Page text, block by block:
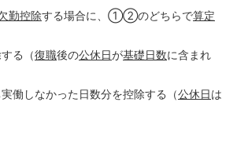
勤控除する場合に、①②のどちらで算定
る（復職後の公休日が基礎日数に含まれ
働しなかった日数分を控除する（公休日は
どのカテゴリーに投稿しますか？
選択してください